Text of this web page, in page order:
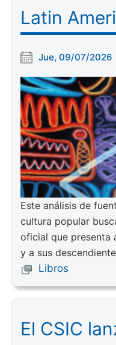
Latin
Jue, 09/07/2026
Este análisis de
cultura popular
oficial que presenta
y a sus
Libros
El CSIC